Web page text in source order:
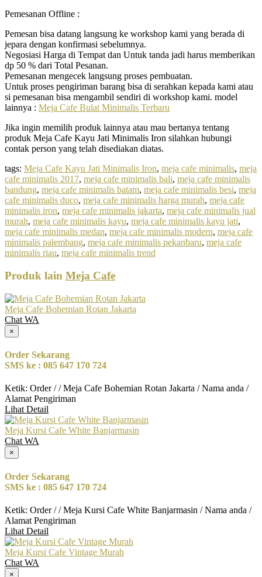
Pemesanan Offline :
Pemesan bisa datang langsung ke workshop kami yang berada di
jepara dengan konfirmasi sebelumnya.
Negosiasi Harga di Tempat dan Untuk tanda jadi harus memberikan
dp 50 % dari Total Pesanan.
Pemesanan mengecek langsung proses pembuatan.
Untuk proses pengiriman barang bisa di serahkan kepada kami atau
si pemesanan bisa mengambil sendiri di workshop kami. model
lainnya : Meja Cafe Bulat Minimalis Terbaru
Jika ingin memilih produk lainnya atau mau bertanya tentang
produk Meja Cafe Kayu Jati Minimalis Iron silahkan hubungi
contak person yang telah disediakan diatas.
tags: Meja Cafe Kayu Jati Minimalis Iron, meja cafe minimalis, meja
cafe minimalis 2017, meja cafe minimalis bali, meja cafe minimalis
bandung, meja cafe minimalis batam, meja cafe minimalis besi, meja
cafe minimalis duco, meja cafe minimalis harga murah, meja cafe
minimalis iron, meja cafe minimalis jakarta, meja cafe minimalis jual
murah, meja cafe minimalis kayu, meja cafe minimalis kayu jati,
meja cafe minimalis medan, meja cafe minimalis modern, meja cafe
minimalis palembang, meja cafe minimalis pekanbaru, meja cafe
minimalis riau, meja cafe minimalis trend
Produk lain Meja Cafe
Meja Cafe Bohemian Rotan Jakarta
Chat WA
×
Order Sekarang
SMS ke : 085 647 170 724
Ketik: Order / / Meja Cafe Bohemian Rotan Jakarta / Nama anda /
Alamat Pengiriman
Lihat Detail
Meja Kursi Cafe White Banjarmasin
Chat WA
×
Order Sekarang
SMS ke : 085 647 170 724
Ketik: Order / / Meja Kursi Cafe White Banjarmasin / Nama anda /
Alamat Pengiriman
Lihat Detail
Meja Kursi Cafe Vintage Murah
Chat WA
×